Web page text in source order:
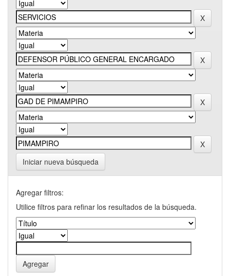
Iniciar nueva búsqueda
Agregar filtros:
Utilice filtros para refinar los resultados de la búsqueda.